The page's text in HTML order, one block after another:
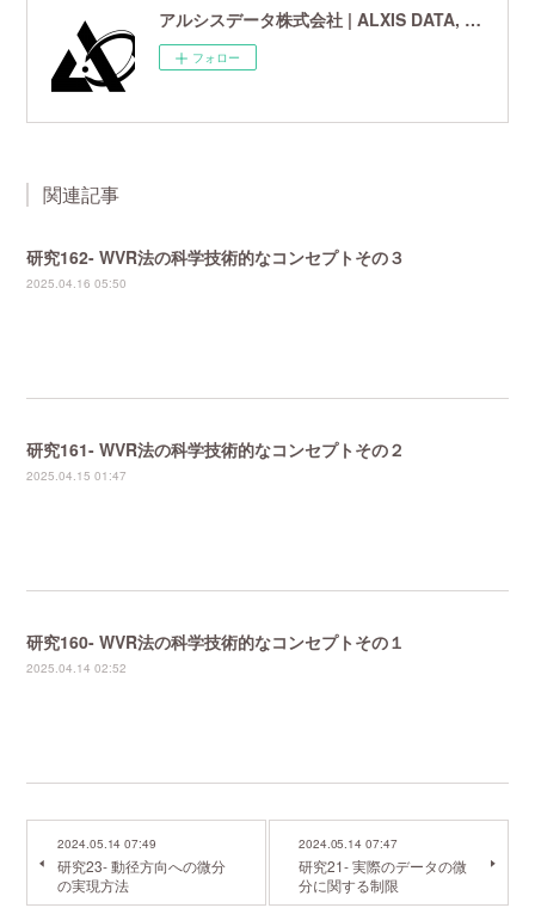
アルシスデータ株式会社 | ALXIS DATA, Inc. | 世界最先端の画像鮮鋭化技術研究開発企業
フォロー
関連記事
研究162- WVR法の科学技術的なコンセプトその３
2025.04.16 05:50
研究161- WVR法の科学技術的なコンセプトその２
2025.04.15 01:47
研究160- WVR法の科学技術的なコンセプトその１
2025.04.14 02:52
2024.05.14 07:49
研究23- 動径方向への微分
の実現方法
2024.05.14 07:47
研究21- 実際のデータの微
分に関する制限